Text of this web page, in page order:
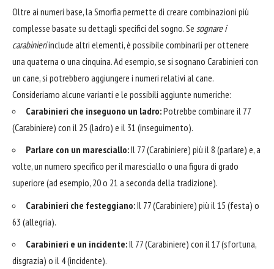
Oltre ai numeri base, la Smorfia permette di creare combinazioni più
complesse basate su dettagli specifici del sogno. Se sognare i
carabinieriinclude altri elementi, è possibile combinarli per ottenere
una quaterna o una cinquina. Ad esempio, se si sognano Carabinieri con
un cane, si potrebbero aggiungere i numeri relativi al cane.
Consideriamo alcune varianti e le possibili aggiunte numeriche:
Carabinieri che inseguono un ladro:Potrebbe combinare il 77
(Carabiniere) con il 25 (ladro) e il 31 (inseguimento).
Parlare con un maresciallo:Il 77 (Carabiniere) più il 8 (parlare) e, a
volte, un numero specifico per il maresciallo o una figura di grado
superiore (ad esempio, 20 o 21 a seconda della tradizione).
Carabinieri che festeggiano:Il 77 (Carabiniere) più il 15 (festa) o
63 (allegria).
Carabinieri e un incidente:Il 77 (Carabiniere) con il 17 (sfortuna,
disgrazia) o il 4 (incidente).